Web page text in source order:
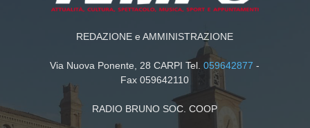
REDAZIONE e AMMINISTRAZIONE
Via Nuova Ponente, 28 CARPI Tel.059642877 -
Fax 059642110
RADIO BRUNO SOC. COOP